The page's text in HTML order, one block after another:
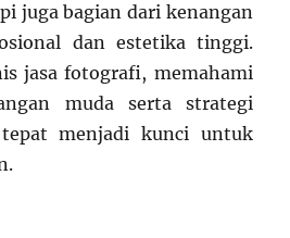
juga bagian dari kenangan
dan estetika tinggi.
jasa fotografi, memahami
muda serta strategi
tepat menjadi kunci untuk